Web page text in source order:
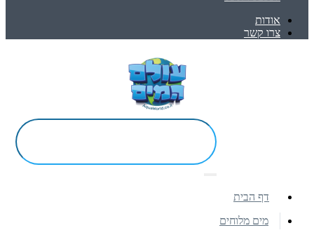
אודות
צרו קשר
דף הבית
מים מלוחים